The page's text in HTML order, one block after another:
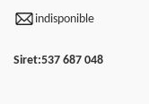
indisponible
Siret:537 687 048